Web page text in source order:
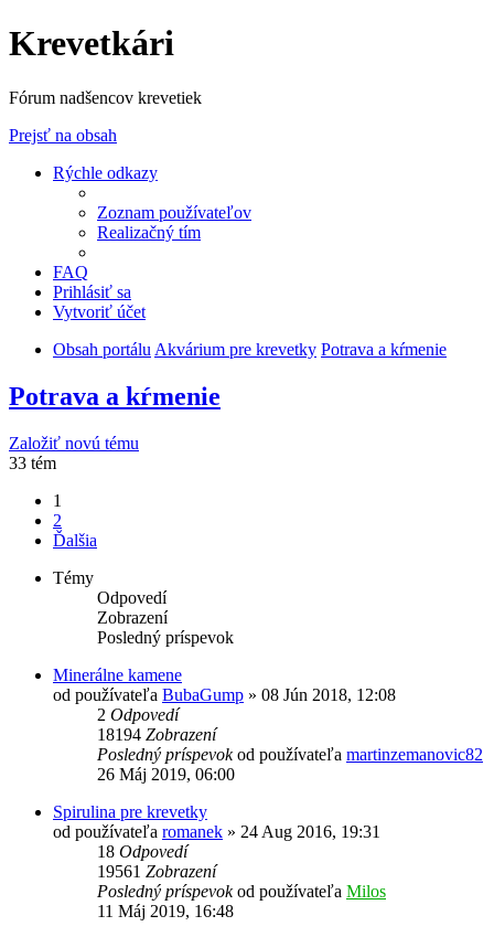
Krevetkári
Fórum nadšencov krevetiek
Prejsť na obsah
Rýchle odkazy
Zoznam používateľov
Realizačný tím
FAQ
Prihlásiť sa
Vytvoriť účet
Obsah portálu Akvárium pre krevetky Potrava a kŕmenie
Potrava a kŕmenie
Založiť novú tému
33 tém
1
2
Ďalšia
Témy
Odpovedí
Zobrazení
Posledný príspevok
Minerálne kamene
od používateľa BubaGump » 08 Jún 2018, 12:08
2 Odpovedí
18194 Zobrazení
Posledný príspevokod používateľa martinzemanovic82
26 Máj 2019, 06:00
Spirulina pre krevetky
od používateľa romanek » 24 Aug 2016, 19:31
18 Odpovedí
19561 Zobrazení
Posledný príspevokod používateľa Milos
11 Máj 2019, 16:48